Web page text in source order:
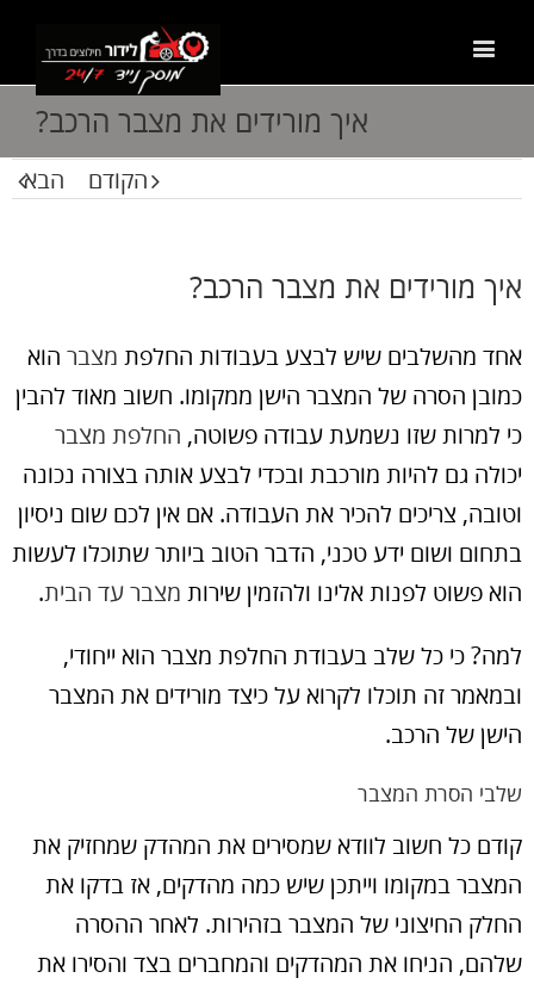
איך מורידים את מצבר הרכב?
הקודם הבא
איך מורידים את מצבר הרכב?
אחד מהשלבים שיש לבצע בעבודות החלפת מצבר הוא
כמובן הסרה של המצבר הישן ממקומו. חשוב מאוד להבין
כי למרות שזו נשמעת עבודה פשוטה, החלפת מצבר
יכולה גם להיות מורכבת ובכדי לבצע אותה בצורה נכונה
וטובה, צריכים להכיר את העבודה. אם אין לכם שום ניסיון
בתחום ושום ידע טכני, הדבר הטוב ביותר שתוכלו לעשות
הוא פשוט לפנות אלינו ולהזמין שירות מצבר עד הבית.
למה? כי כל שלב בעבודת החלפת מצבר הוא ייחודי,
ובמאמר זה תוכלו לקרוא על כיצד מורידים את המצבר
הישן של הרכב.
שלבי הסרת המצבר
קודם כל חשוב לוודא שמסירים את המהדק שמחזיק את
המצבר במקומו וייתכן שיש כמה מהדקים, אז בדקו את
החלק החיצוני של המצבר בזהירות. לאחר ההסרה
שלהם, הניחו את המהדקים והמחברים בצד והסירו את